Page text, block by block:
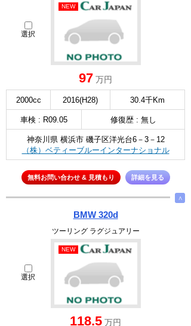
選択
NEW
97 万円
2000cc 2016(H28) 30.4千Km
車検 : R09.05 修復歴 : 無し
神奈川県 横浜市 磯子区洋光台6－3－12
（株）ベティーブルーインターナショナル
無料お問い合わせ & 見積もり 詳細を見る
∧
BMW 320d
ツーリング ラグジュアリー
選択
NEW
118.5 万円